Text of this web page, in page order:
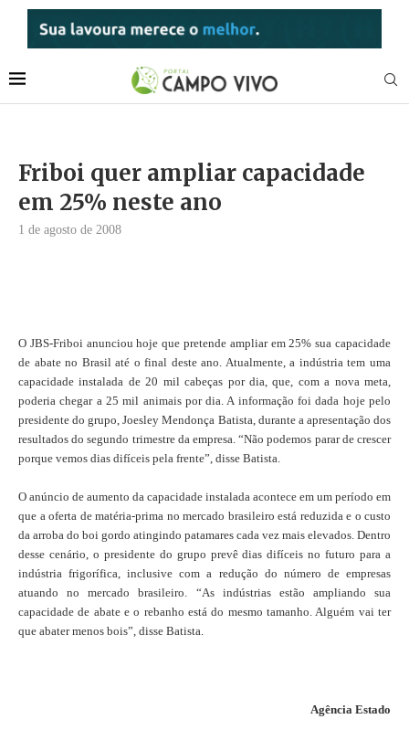
Friboi quer ampliar capacidade
em 25% neste ano
1 de agosto de 2008
O JBS-Friboi anunciou hoje que pretende ampliar em 25% sua capacidade
de abate no Brasil até o final deste ano. Atualmente, a indústria tem uma
capacidade instalada de 20 mil cabeças por dia, que, com a nova meta,
poderia chegar a 25 mil animais por dia. A informação foi dada hoje pelo
presidente do grupo, Joesley Mendonça Batista, durante a apresentação dos
resultados do segundo trimestre da empresa. “Não podemos parar de crescer
porque vemos dias difíceis pela frente”, disse Batista.
O anúncio de aumento da capacidade instalada acontece em um período em
que a oferta de matéria-prima no mercado brasileiro está reduzida e o custo
da arroba do boi gordo atingindo patamares cada vez mais elevados. Dentro
desse cenário, o presidente do grupo prevê dias difíceis no futuro para a
indústria frigorífica, inclusive com a redução do número de empresas
atuando no mercado brasileiro. “As indústrias estão ampliando sua
capacidade de abate e o rebanho está do mesmo tamanho. Alguém vai ter
que abater menos bois”, disse Batista.
Agência Estado